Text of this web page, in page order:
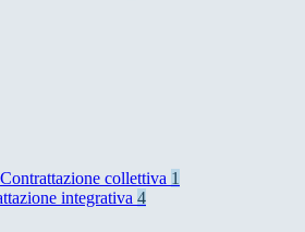
Contrattazione collettiva 1
integrativa 4